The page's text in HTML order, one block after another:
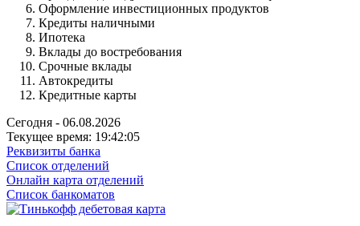
Оформление инвестиционных продуктов
Кредиты наличными
Ипотека
Вклады до востребования
Срочные вклады
Автокредиты
Кредитные карты
Сегодня - 06.08.2026
Текущее время: 19:42:06
Реквизиты банка
Список отделений
Онлайн карта отделений
Список банкоматов